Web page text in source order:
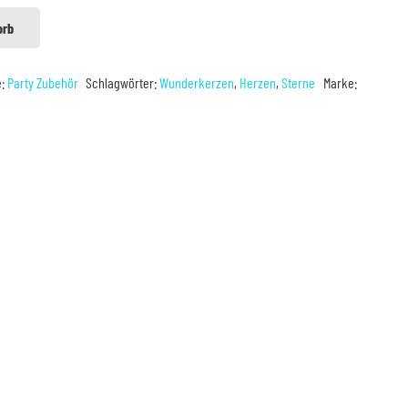
Party Zubehör Schlagwörter:Wunderkerzen, Herzen,Sterne Marke: